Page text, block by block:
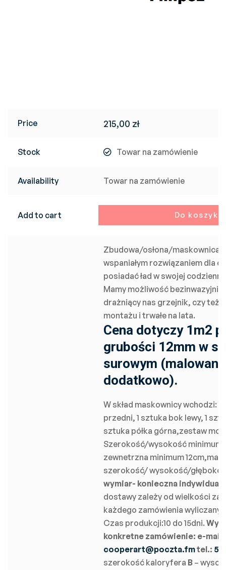
Price 215,00 zł
Stock Towar na zamówienie
Availability Towar na zamówienie
Add to cart Do koszyka
Zbudowa/osłona/maskownica
wspaniałym rozwiązaniem dla
posiadać ład w swojej
Mamy możliwość bezinwazyjnie
drażniący nas grzejnik, czy też
montażu i trwałe na lata.
Cena dotyczy 1m2
grubości 12mm w
surowym
dodatkowo).
W skład maskownicy wchodzi:
przedni, 1 sztuka bok lewy, 1
sztuka półka górna,zestaw
Szerokość/wysokość minimum
zewnetrzna minimum
szerokość/ wysokość/
wymiar- konieczna
dostawy zależy od wielkości
każdego zamówienia wyliczany
Czas produkcji:10 do 15dni.
konkretne zamówienie: e-mail:
cooperart@poczta.fmtel.:
szerokość kaloryfera B –